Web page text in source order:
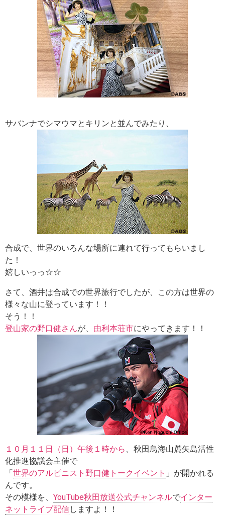
サバンナでシマウマとキリンと並んでみたり、
合成で、世界のいろんな場所に連れて行ってもらいまし
た！
嬉しいっっ☆☆
さて、酒井は合成での世界旅行でしたが、この方は世界の
様々な山に登っています！！
そう！！
登山家の野口健さんが、 由利本荘市にやってきます！！
１０月１１日（日）午後１時から 、秋田鳥海山麓矢島活性
化推進協議会主催で
「 世界のアルピニスト野口健トークイベント 」が開かれる
んです。
その模様を、 YouTube秋田放送公式チャンネルでインター
ネットライブ配信しますよ！！